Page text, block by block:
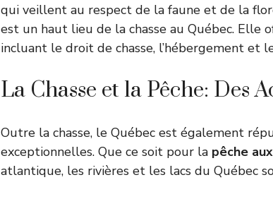
qui veillent au respect de la faune et de la
est un haut lieu de la chasse au Québec. Elle
incluant le droit de chasse, l’hébergement et
La Chasse et la Pêche: Des
Outre la chasse, le Québec est également
exceptionnelles. Que ce soit pour la pêche
atlantique, les rivières et les lacs du Québec